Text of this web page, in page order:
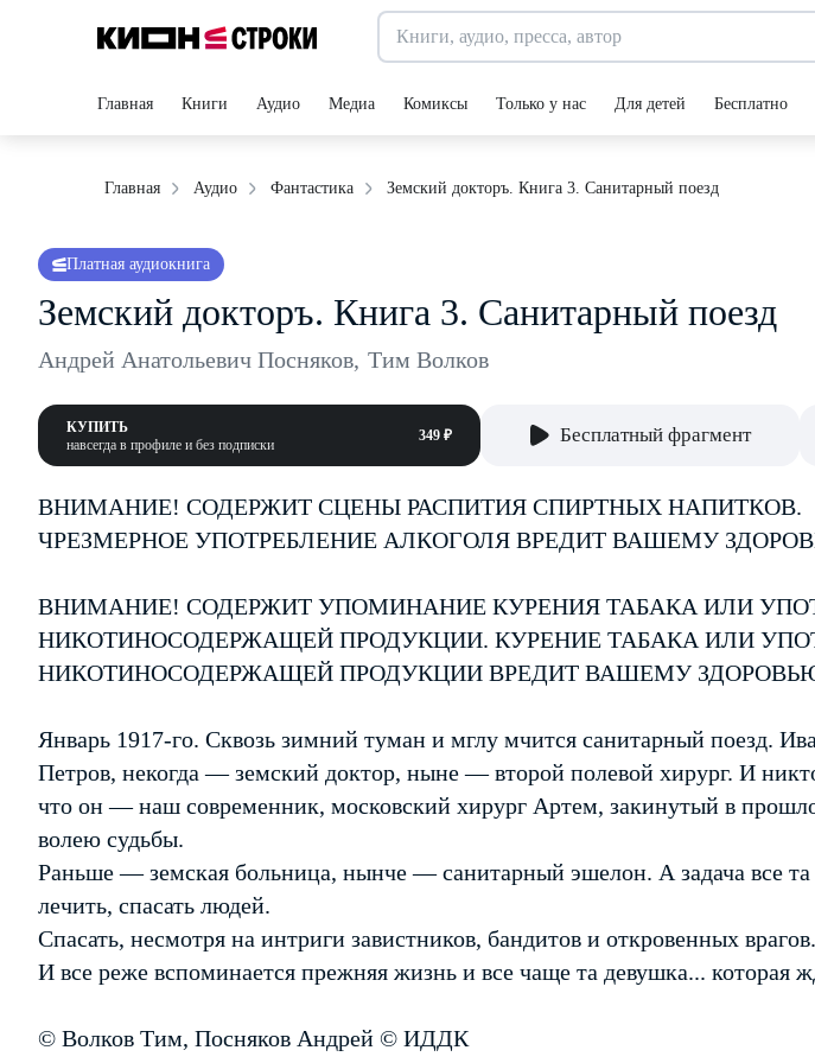
Главная Книги Аудио Медиа Комиксы Только у нас Для детей Бесплатно
Главная Аудио Фантастика Земский докторъ. Книга 3. Санитарный поезд
Платная аудиокнига
Земский докторъ. Книга 3. Санитарный поезд
Андрей Анатольевич Посняков, Тим Волков
КУПИТЬ
навсегда в профиле и без подписки
349 ₽ Бесплатный фрагмент
ВНИМАНИЕ! СОДЕРЖИТ СЦЕНЫ РАСПИТИЯ СПИРТНЫХ НАПИТКОВ.
ЧРЕЗМЕРНОЕ УПОТРЕБЛЕНИЕ АЛКОГОЛЯ ВРЕДИТ ВАШЕМУ
ВНИМАНИЕ! СОДЕРЖИТ УПОМИНАНИЕ КУРЕНИЯ ТАБАКА ИЛИ
НИКОТИНОСОДЕРЖАЩЕЙ ПРОДУКЦИИ. КУРЕНИЕ ТАБАКА ИЛИ
НИКОТИНОСОДЕРЖАЩЕЙ ПРОДУКЦИИ ВРЕДИТ ВАШЕМУ
Январь 1917-го. Сквозь зимний туман и мглу мчится санитарный поезд.
Петров, некогда — земский доктор, ныне — второй полевой хирург. И
что он — наш современник, московский хирург Артем, закинутый в
волею судьбы.
Раньше — земская больница, нынче — санитарный эшелон. А задача все
лечить, спасать людей.
Спасать, несмотря на интриги завистников, бандитов и откровенных врагов.
И все реже вспоминается прежняя жизнь и все чаще та девушка... которая
© Волков Тим, Посняков Андрей © ИДДК